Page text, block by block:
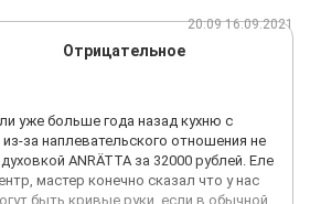
20:09 16.09.2021
Отрицательное
уже больше года назад кухню с
из-за наплевательского отношения не
ANRÄTTA за 32000 рублей. Еле
мастер конечно сказал что у нас
быть кривые руки, если в обычной